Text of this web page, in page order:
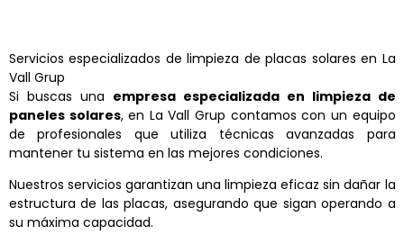
Servicios especializados de limpieza de placas solares en La
Vall Grup
Si buscas una empresa especializada en limpieza de
paneles solares, en La VallGrup contamos con un equipo
de profesionales que utiliza técnicas avanzadas para
mantener tu sistema en las mejores condiciones.
Nuestros servicios garantizan una limpieza eficaz sin dañar la
estructura de las placas, asegurando que sigan operando a
su máxima capacidad.